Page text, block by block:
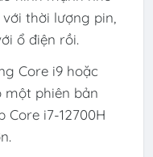
thời lượng pin,
ổ điện rồi.
Core i9 hoặc
một phiên bản
Core i7-12700H